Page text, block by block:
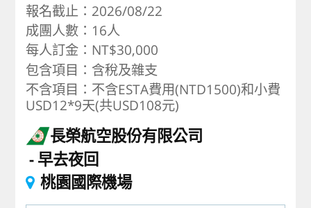
報名截止：2026/08/22
成團人數：16人
每人訂金：NT$30,000
包含項目：含稅及雜支
不含項目：不含ESTA費用(NTD1500)和小費
USD12*9天(共USD108元)
長榮航空股份有限公司
早去夜回
桃園國際機場